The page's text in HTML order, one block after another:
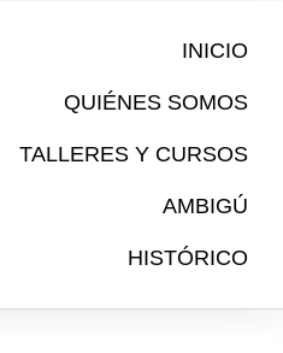
INICIO
QUIÉNES SOMOS
TALLERES Y CURSOS
AMBIGÚ
HISTÓRICO